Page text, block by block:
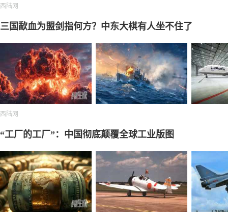
西陆网
三国歃血为盟剑指何方？中东大棋有人坐不住了
西陆网
“工厂的工厂”：中国彻底颠覆全球工业版图